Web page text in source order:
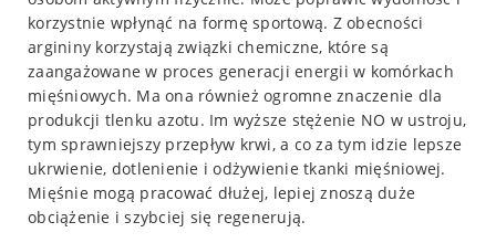
korzystnie wpłynąć na formę sportową. Z obecności
argininy korzystają związki chemiczne, które są
zaangażowane w proces generacji energii w komórkach
mięśniowych. Ma ona również ogromne znaczenie dla
produkcji tlenku azotu. Im wyższe stężenie NO w ustroju,
tym sprawniejszy przepływ krwi, a co za tym idzie lepsze
ukrwienie, dotlenienie i odżywienie tkanki mięśniowej.
Mięśnie mogą pracować dłużej, lepiej znoszą duże
obciążenie i szybciej się regenerują.